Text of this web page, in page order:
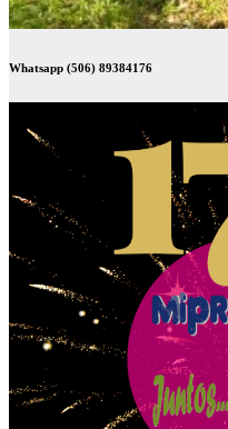
Whatsapp (506) 89384176